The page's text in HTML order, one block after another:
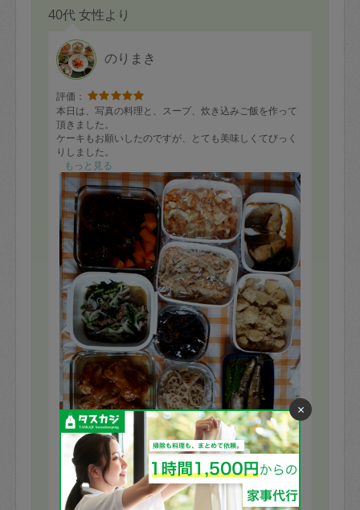
40代 女性より
のりまき
評価：
本日は、写真の料理と、スープ、炊き込みご飯を作って
頂きました。
ケーキもお願いしたのですが、とても美味しくてびっく
りしました。
後片付けもとてもきれいにして頂き、ありがたい限りで
す。
またお願い致します(^^)
もっと見る
※依頼者の依頼当時の主観的な感想です。
×